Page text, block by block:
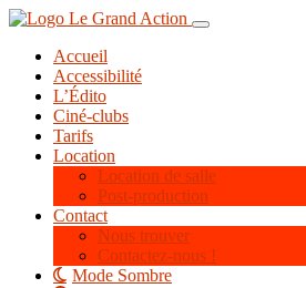
Aller
contenu
principal
Toggle navigation
Accueil
Accessibilité
L’Édito
Ciné-clubs
Tarifs
Location
Location de salle
Post-production
Contact
Nous trouver
Contactez-nous !
Mode Sombre